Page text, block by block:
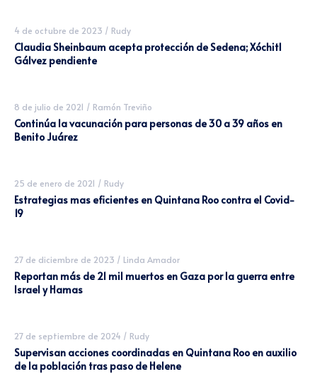
4 de octubre de 2023 / Rudy
Claudia Sheinbaum acepta protección de Sedena; Xóchitl
Gálvez pendiente
8 de julio de 2021 / Ramón Treviño
Continúa la vacunación para personas de 30 a 39 años en
Benito Juárez
25 de enero de 2021 / Rudy
Estrategias mas eficientes en Quintana Roo contra el Covid-
19
27 de diciembre de 2023 / Linda Amador
Reportan más de 21 mil muertos en Gaza por la guerra entre
Israel y Hamas
27 de septiembre de 2024 / Rudy
Supervisan acciones coordinadas en Quintana Roo en auxilio
de la población tras paso de Helene